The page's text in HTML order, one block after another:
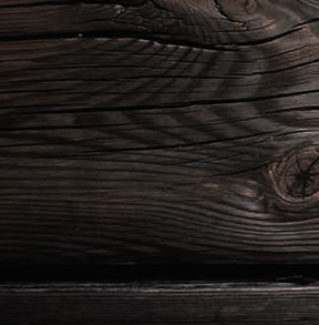
9252c8e7-435b-4518-80e1-467a3f4ae215